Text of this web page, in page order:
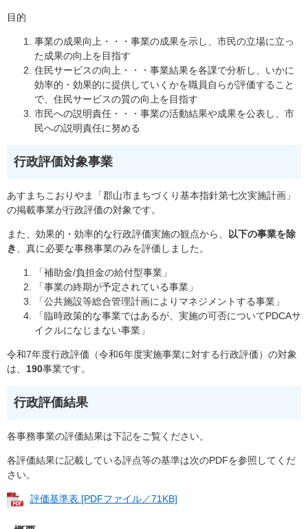
目的
事業の成果向上・・・事業の成果を示し、市民の立場に立っ
た成果の向上を目指す
住民サービスの向上・・・事業結果を各課で分析し、いかに
効率的・効果的に提供していくかを職員自らが評価すること
で、住民サービスの質の向上を目指す
市民への説明責任・・・事業の活動結果や成果を公表し、市
民への説明責任に努める
行政評価対象事業
あすまちこおりやま「郡山市まちづくり基本指針第七次実施計画」
の掲載事業が行政評価の対象です。
また、効果的・効率的な行政評価実施の観点から、 以下の事業を除
き、真に必要な事務事業のみを評価しました。
「補助金/負担金の給付型事業」
「事業の終期が予定されている事業」
「公共施設等総合管理計画によりマネジメントする事業」
「臨時政策的な事業ではあるが、実施の可否についてPDCAサ
イクルになじまない事業」
令和7年度行政評価（令和6年度実施事業に対する行政評価）の対象
は、 190事業です。
行政評価結果
各事務事業の評価結果は下記をご覧ください。
各評価結果に記載している評点等の基準は次のPDFを参照してくだ
さい。
評価基準表 [PDFファイル／71KB]